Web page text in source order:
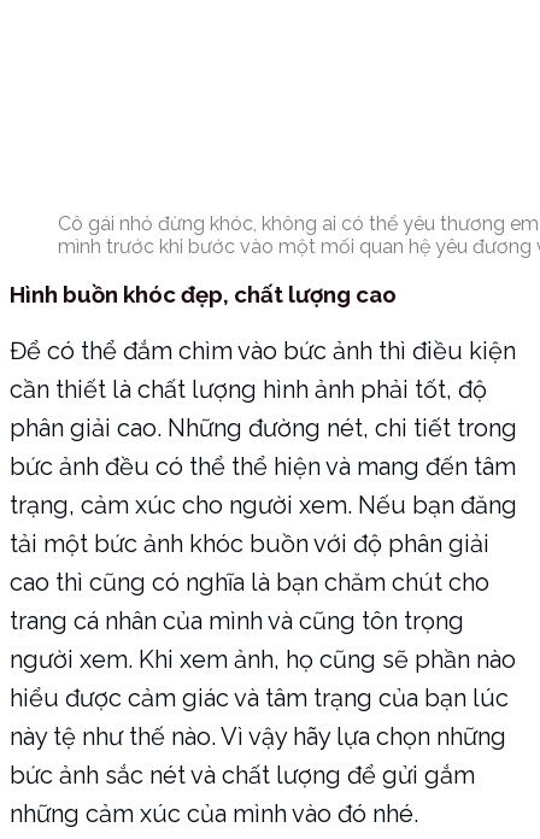
Cô gái nhỏ đừng khóc, không ai có thể yêu thương
mình trước khi bước vào một mối quan hệ yêu đương
Hình buồn khóc đẹp, chất lượng cao
Để có thể đắm chìm vào bức ảnh thì điều kiện
cần thiết là chất lượng hình ảnh phải tốt, độ
phân giải cao. Những đường nét, chi tiết trong
bức ảnh đều có thể thể hiện và mang đến tâm
trạng, cảm xúc cho người xem. Nếu bạn đăng
tải một bức ảnh khóc buồn với độ phân giải
cao thì cũng có nghĩa là bạn chăm chút cho
trang cá nhân của mình và cũng tôn trọng
người xem. Khi xem ảnh, họ cũng sẽ phần nào
hiểu được cảm giác và tâm trạng của bạn lúc
này tệ như thế nào. Vì vậy hãy lựa chọn những
bức ảnh sắc nét và chất lượng để gửi gắm
những cảm xúc của mình vào đó nhé.